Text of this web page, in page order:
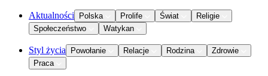
Aktualności Polska Prolife Świat
Religie
Społeczeństwo
Watykan
Styl życia Powołanie Relacje Rodzina
Zdrowie
Praca